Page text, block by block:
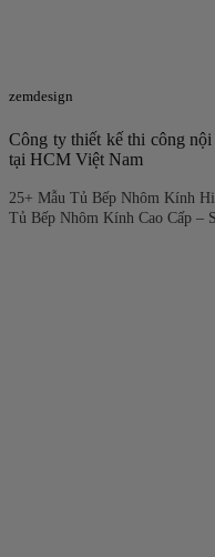
zemdesign
Công ty thiết kế thi công
tại HCM Việt Nam
25+ Mẫu Tủ Bếp Nhôm Kính
Tủ Bếp Nhôm Kính Cao Cấp –